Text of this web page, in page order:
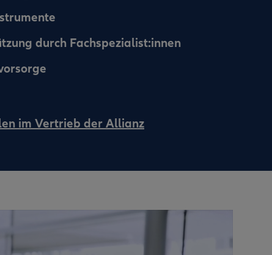
durch Fachspezialist:innen
im Vertrieb der Allianz